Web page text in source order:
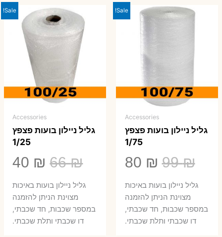
Sale!
Accessories
גליל ניילון בועות פצפץ
1/75
99₪
המחיר
המקורי
היה:
99 ₪.
80 ₪
הנוכחיגליל ניילון בועות באיכות
מצוינת הניתן להזמנה
במספר שכבות, חד שכבתי,
דו שכבתי ותלת שכבתי.
Sale!
Accessories
גליל ניילון בועות פצפץ
1/25
66₪
המחיר
המקורי
היה:
66 ₪.
40 ₪
₪.
גליל ניילון בועות באיכות
מצוינת הניתן להזמנה
במספר שכבות, חד שכבתי,
דו שכבתי ותלת שכבתי.